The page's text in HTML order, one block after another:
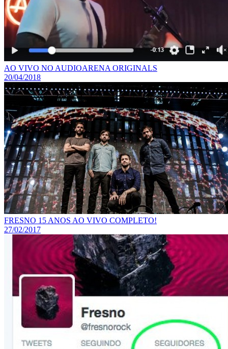
AO VIVO NO AUDIOARENA ORIGINALS
20/04/2018
FRESNO 15 ANOS AO VIVO COMPLETO!
27/02/2017